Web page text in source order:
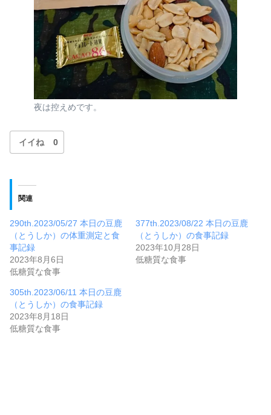
夜は控えめです。
イイね 0
関連
290th.2023/05/27 本日の豆鹿
（とうしか）の体重測定と食
事記録
2023年8月6日
低糖質な食事
377th.2023/08/22 本日の豆鹿
（とうしか）の食事記録
2023年10月28日
低糖質な食事
305th.2023/06/11 本日の豆鹿
（とうしか）の食事記録
2023年8月18日
低糖質な食事